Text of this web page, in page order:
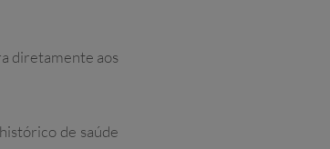
diretamente aos
de saúde